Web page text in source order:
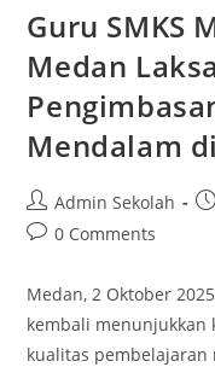
Guru SMKS
Medan
Mendalam
Post
author:
Admin Sekolah
Post0 Comments
Medan, 2 Oktober
kembali menunjukkan
kualitas pembelajaran